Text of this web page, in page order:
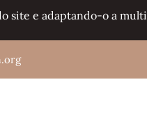
site e adaptando-o a